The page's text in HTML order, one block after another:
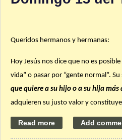
asistir u oír. Verás la diferencia.
P. Ángel
Queridos hermanos y hermanas:
Hoy Jesús nos dice que no es
vida” o pasar por “gente normal”.
que quiere a su hijo o a su hija más
adquieren su justo valor y
vida (como veíamos la semana
seguimiento?